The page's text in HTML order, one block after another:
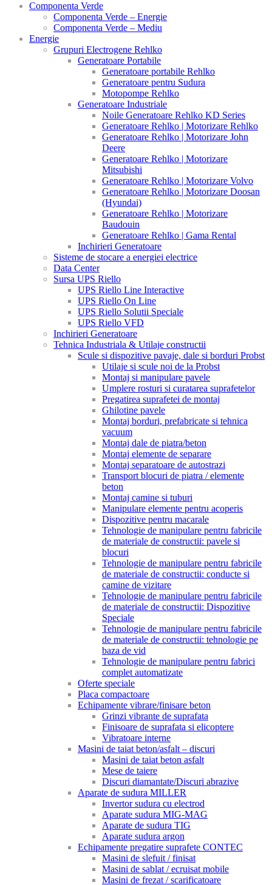
Componenta Verde
Componenta Verde – Energie
Componenta Verde – Mediu
Energie
Grupuri Electrogene Rehlko
Generatoare Portabile
Generatoare portabile Rehlko
Generatoare pentru Sudura
Motopompe Rehlko
Generatoare Industriale
Noile Generatoare Rehlko KD Series
Generatoare Rehlko | Motorizare Rehlko
Generatoare Rehlko | Motorizare John
Deere
Generatoare Rehlko | Motorizare
Mitsubishi
Generatoare Rehlko | Motorizare Volvo
Generatoare Rehlko | Motorizare Doosan
(Hyundai)
Generatoare Rehlko | Motorizare
Baudouin
Generatoare Rehlko | Gama Rental
Inchirieri Generatoare
Sisteme de stocare a energiei electrice
Data Center
Sursa UPS Riello
UPS Riello Line Interactive
UPS Riello On Line
UPS Riello Solutii Speciale
UPS Riello VFD
Inchirieri Generatoare
Tehnica Industriala & Utilaje constructii
Scule si dispozitive pavaje, dale si borduri Probst
Utilaje si scule noi de la Probst
Montaj si manipulare pavele
Umplere rosturi si curatarea suprafetelor
Pregatirea suprafetei de montaj
Ghilotine pavele
Montaj borduri, prefabricate si tehnica
vacuum
Montaj dale de piatra/beton
Montaj elemente de separare
Montaj separatoare de autostrazi
Transport blocuri de piatra / elemente
beton
Montaj camine si tuburi
Manipulare elemente pentru acoperis
Dispozitive pentru macarale
Tehnologie de manipulare pentru fabricile
de materiale de constructii: pavele si
blocuri
Tehnologie de manipulare pentru fabricile
de materiale de constructii: conducte si
camine de vizitare
Tehnologie de manipulare pentru fabricile
de materiale de constructii: Dispozitive
Speciale
Tehnologie de manipulare pentru fabricile
de materiale de constructii: tehnologie pe
baza de vid
Tehnologie de manipulare pentru fabrici
complet automatizate
Oferte speciale
Placa compactoare
Echipamente vibrare/finisare beton
Grinzi vibrante de suprafata
Finisoare de suprafata si elicoptere
Vibratoare interne
Masini de taiat beton/asfalt – discuri
Masini de taiat beton asfalt
Mese de taiere
Discuri diamantate/Discuri abrazive
Aparate de sudura MILLER
Invertor sudura cu electrod
Aparate sudura MIG-MAG
Aparate de sudura TIG
Aparate sudura argon
Echipamente pregatire suprafete CONTEC
Masini de slefuit / finisat
Masini de sablat / ecruisat mobile
Masini de frezat / scarificatoare